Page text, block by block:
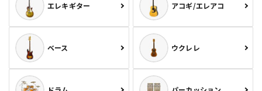
エレキギター アコギ/エレアコ
ベース ウクレレ